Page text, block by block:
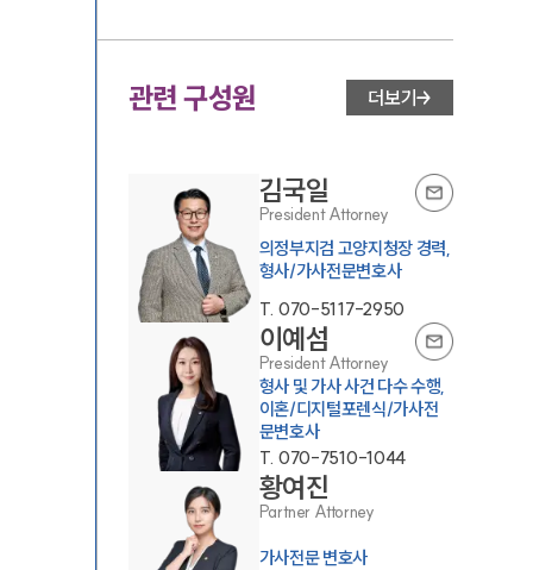
관련 구성원 더보기
김국일
President Attorney
의정부지검 고양지청장 경력,
형사/가사전문변호사
T. 070-5117-2950
이예섬
President Attorney
형사 및 가사 사건 다수 수행,
이혼/디지털포렌식/가사전
문변호사
T. 070-7510-1044
황여진
Partner Attorney
가사전문 변호사